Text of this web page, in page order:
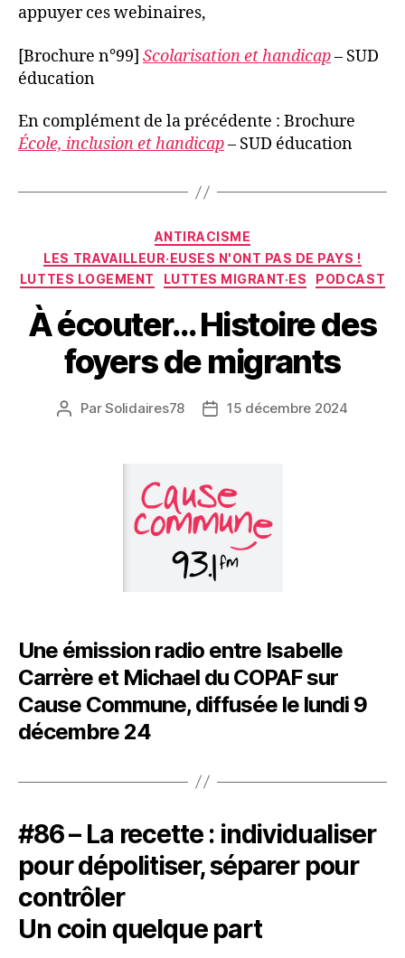
appuyer ces webinaires,
[Brochure n°99] Scolarisation et handicap– SUD
éducation
En complément de la précédente : Brochure
École, inclusion et handicap– SUD éducation
Catégories
ANTIRACISME
LES TRAVAILLEUR·EUSES N'ONT PAS DE PAYS !
LUTTES LOGEMENT
LUTTES MIGRANT·ES PODCAST
À écouter… Histoire des
foyers de migrants
Auteur
ParSolidaires78
Date15 décembre 2024
Une émission radio entre Isabelle
Carrère et Michael du COPAF sur
Cause Commune, diffusée le lundi 9
décembre 24
#86 – La recette : individualiser
pour dépolitiser, séparer pour
contrôler
Un coin quelque part